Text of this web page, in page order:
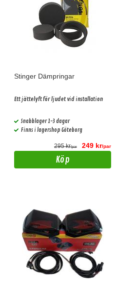
Stinger Dämpringar
Ett jättelyft för ljudet vid installation
Snabblager 1-3 dagar
Finns i lagershop Göteborg
295 kr/par 249 kr/par
Köp